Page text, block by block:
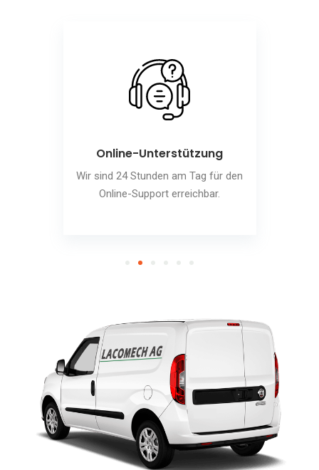
Online-Unterstützung
Wir sind 24 Stunden am Tag für den
Online-Support erreichbar.